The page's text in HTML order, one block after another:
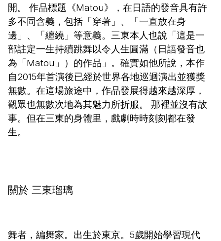
開。 作品標題《Matou》，在日語的發音具有許
多不同含義，包括「穿著」、「一直放在身
邊」、「纏繞」等意義。三東本人也說「這是一
部註定一生持續跳舞以令人生圓滿（日語發音也
為「Matou」）的作品」。確實如他所說，本作
自2015年首演後已經於世界各地巡迴演出並獲獎
無數。在這場旅途中，作品發展得越來越深厚，
觀眾也無數次地為其魅力所折服。 那裡並沒有故
事。但在三東的身體里，戲劇時時刻刻都在發
生。
關於 三東瑠璃
舞者，編舞家。出生於東京。5歲開始學習現代